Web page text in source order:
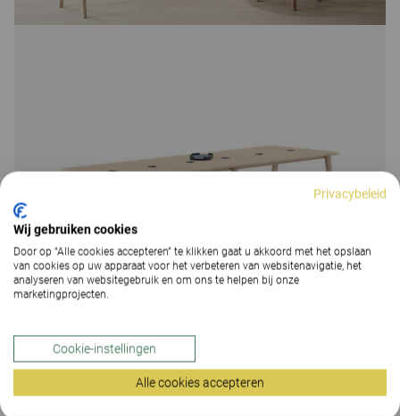
Privacybeleid
Wij gebruiken cookies
Door op “Alle cookies accepteren” te klikken gaat u akkoord met het opslaan
van cookies op uw apparaat voor het verbeteren van websitenavigatie, het
analyseren van websitegebruik en om ons te helpen bij onze
marketingprojecten.
Cookie-instellingen
Alle cookies accepteren